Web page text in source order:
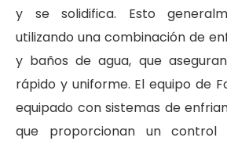
y se solidifica. Esto
utilizando una combinación de
y baños de agua, que
rápido y uniforme. El equipo de
equipado con sistemas de
que proporcionan un control